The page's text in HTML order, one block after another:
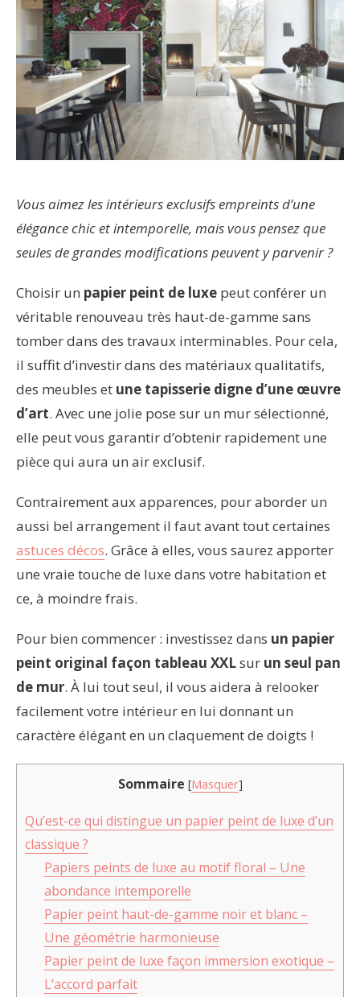
Vous aimez les intérieurs exclusifs empreints d’une
élégance chic et intemporelle, mais vous pensez que
seules de grandes modifications peuvent y parvenir ?
Choisir un papier peint de luxe peut conférer un
véritable renouveau très haut-de-gamme sans
tomber dans des travaux interminables. Pour cela,
il suffit d’investir dans des matériaux qualitatifs,
des meubles et une tapisserie digne d’une œuvre
d’art. Avec une jolie pose sur un mur sélectionné,
elle peut vous garantir d’obtenir rapidement une
pièce qui aura un air exclusif.
Contrairement aux apparences, pour aborder un
aussi bel arrangement il faut avant tout certaines
astuces décos. Grâce à elles, vous saurez apporter
une vraie touche de luxe dans votre habitation et
ce, à moindre frais.
Pour bien commencer : investissez dans un papier
peint original façon tableau XXLsur un seul pan
de mur. À lui tout seul, il vous aidera à relooker
facilement votre intérieur en lui donnant un
caractère élégant en un claquement de doigts !
Sommaire [Masquer]
Qu’est-ce qui distingue un papier peint de luxe d’un
classique ?
Papiers peints de luxe au motif floral – Une
abondance intemporelle
Papier peint haut-de-gamme noir et blanc –
Une géométrie harmonieuse
Papier peint de luxe façon immersion exotique –
L’accord parfait